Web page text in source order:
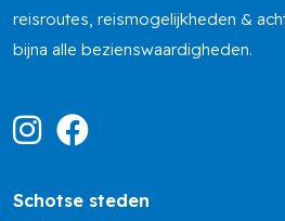
reisroutes, reismogelijkheden &
bijna alle bezienswaardigheden.
Schotse steden